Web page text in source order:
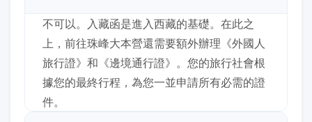
不可以。入藏函是進入西藏的基礎。在此之
上，前往珠峰大本營還需要額外辦理《外國人
旅行證》和《邊境通行證》。您的旅行社會根
據您的最終行程，為您一並申請所有必需的證
件。